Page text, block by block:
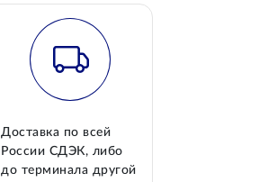
Доставка по всей
России СДЭК, либо
до терминала другой